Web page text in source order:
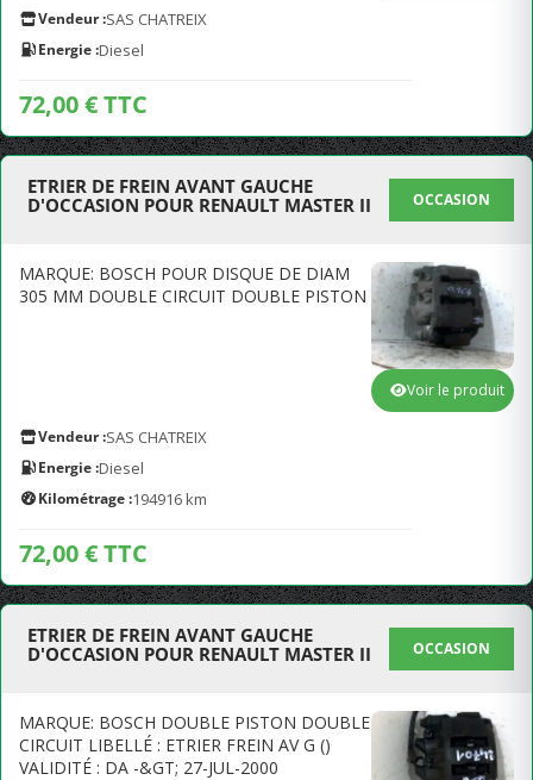
Vendeur :SAS CHATREIX
Energie :Diesel
72,00 € TTC
ETRIER DE FREIN AVANT GAUCHE
D'OCCASION POUR RENAULT MASTER II
OCCASION
MARQUE: BOSCH POUR DISQUE DE DIAM
305 MM DOUBLE CIRCUIT DOUBLE PISTON
Vendeur :SAS CHATREIX
Energie :Diesel
Kilométrage :194916 km
72,00 € TTC
Voir le produit
ETRIER DE FREIN AVANT GAUCHE
D'OCCASION POUR RENAULT MASTER II
OCCASION
MARQUE: BOSCH DOUBLE PISTON DOUBLE
CIRCUIT LIBELLÉ : ETRIER FREIN AV G ()
VALIDITÉ : DA -&GT; 27-JUL-2000